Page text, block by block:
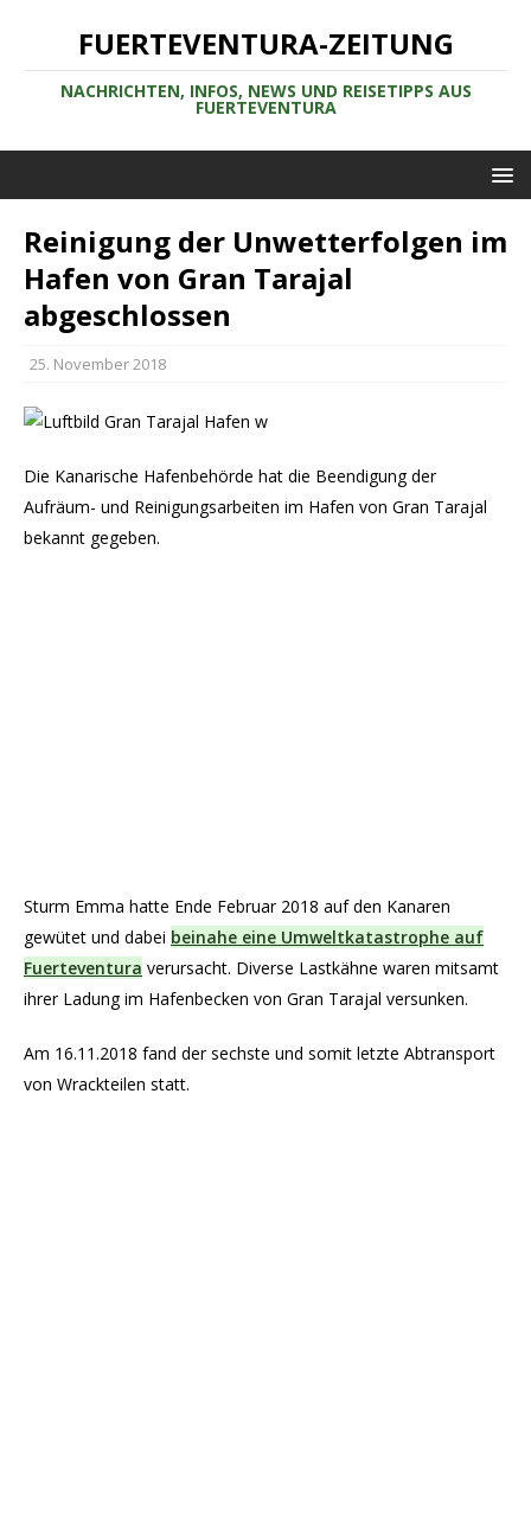
FUERTEVENTURA-ZEITUNG
NACHRICHTEN, INFOS, NEWS UND REISETIPPS AUS
FUERTEVENTURA
Reinigung der Unwetterfolgen im
Hafen von Gran Tarajal
abgeschlossen
25. November 2018
Die Kanarische Hafenbehörde hat die Beendigung der
Aufräum- und Reinigungsarbeiten im Hafen von Gran Tarajal
bekannt gegeben.
Sturm Emma hatte Ende Februar 2018 auf den Kanaren
gewütet und dabei beinahe eine Umweltkatastrophe auf
Fuerteventura verursacht. Diverse Lastkähne waren mitsamt
ihrer Ladung im Hafenbecken von Gran Tarajal versunken.
Am 16.11.2018 fand der sechste und somit letzte Abtransport
von Wrackteilen statt.